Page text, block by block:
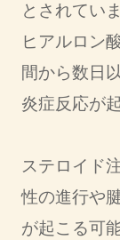
とされていま
ヒアルロン
間から数日
炎症反応が
ステロイド
性の進行や
が起こる可